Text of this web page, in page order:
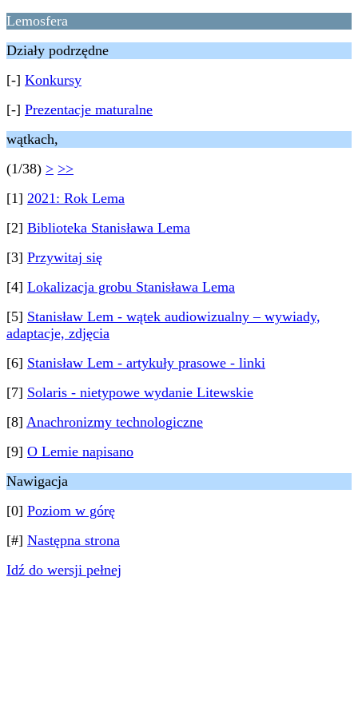
Lemosfera
Działy podrzędne
[-] Konkursy
[-] Prezentacje maturalne
wątkach,
(1/38) > >>
[1] 2021: Rok Lema
[2] Biblioteka Stanisława Lema
[3] Przywitaj się
[4] Lokalizacja grobu Stanisława Lema
[5] Stanisław Lem - wątek audiowizualny – wywiady,
adaptacje, zdjęcia
[6] Stanisław Lem - artykuły prasowe - linki
[7] Solaris - nietypowe wydanie Litewskie
[8] Anachronizmy technologiczne
[9] O Lemie napisano
Nawigacja
[0] Poziom w górę
[#] Następna strona
Idź do wersji pełnej